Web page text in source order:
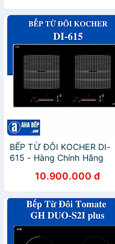
BẾP TỪ ĐÔI KOCHER DI-
615 - Hàng Chính Hãng
10.900.000 đ